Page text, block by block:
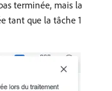
terminée, mais la
tant que la tâche 1